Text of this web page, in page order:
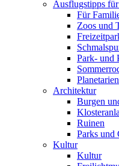
Ausflugstipps
Für
Zoos und
Park- und
Architektur
Burgen
Ruinen
Parks und
Kultur
Kultur